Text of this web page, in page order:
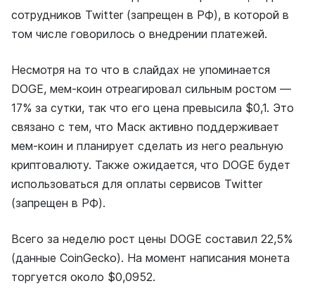
сотрудников Twitter (запрещен в РФ), в которой в
том числе говорилось о внедрении платежей.
Несмотря на то что в слайдах не упоминается
DOGE, мем-коин отреагировал сильным ростом —
17% за сутки, так что его цена превысила $0,1. Это
связано с тем, что Маск активно поддерживает
мем-коин и планирует сделать из него реальную
криптовалюту. Также ожидается, что DOGE будет
использоваться для оплаты сервисов Twitter
(запрещен в РФ).
Всего за неделю рост цены DOGE составил 22,5%
(данные CoinGecko). На момент написания монета
торгуется около $0,0952.